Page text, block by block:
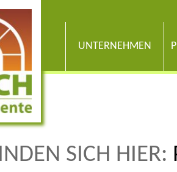
UNTERNEHMEN
SICH HIER: